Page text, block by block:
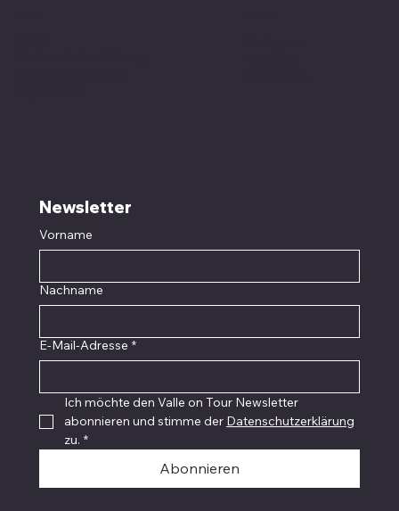
Newsletter
Vorname
Nachname
E-Mail-Adresse *
Ich möchte den Valle on Tour Newsletter
abonnieren und stimme der Datenschutzerklärung
zu. *
Abonnieren